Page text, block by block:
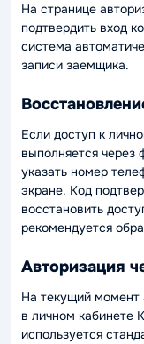
На странице
подтвердить вход
система
записи заемщика.
Если доступ к
выполняется
указать номер
экране. Код
восстановить
рекомендуется
Авторизация
На текущий момент
в личном кабинете
используется